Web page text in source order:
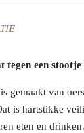
tegen een stootje
gemaakt van
is hartstikke
eten en